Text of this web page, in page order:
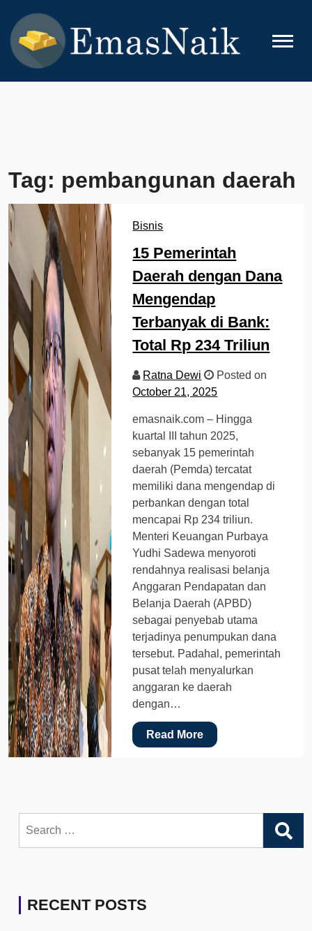
content
EMASNAIK
Topik Seputar Emas
Tag: pembangunan daerah
Bisnis
15 Pemerintah
Daerah dengan Dana
Mengendap
Terbanyak di Bank:
Total Rp 234 Triliun
Ratna Dewi
Posted on
October 21, 2025
emasnaik.com – Hingga
kuartal III tahun 2025,
sebanyak 15 pemerintah
daerah (Pemda) tercatat
memiliki dana mengendap di
perbankan dengan total
mencapai Rp 234 triliun.
Menteri Keuangan Purbaya
Yudhi Sadewa menyoroti
rendahnya realisasi belanja
Anggaran Pendapatan dan
Belanja Daerah (APBD)
sebagai penyebab utama
terjadinya penumpukan dana
tersebut. Padahal, pemerintah
pusat telah menyalurkan
anggaran ke daerah
dengan…
Read More
for:
RECENT POSTS